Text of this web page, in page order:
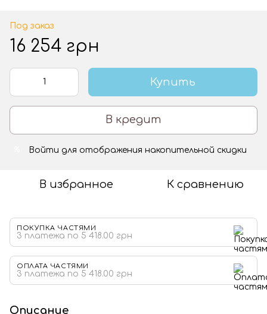
Под заказ
16 254 грн
Купить
В кредит
Войти для отображения накопительной скидки
В избранное К сравнению
ПОКУПКА ЧАСТЯМИ
3 платежа по 5 418.00 грн
ОПЛАТА ЧАСТЯМИ
3 платежа по 5 418.00 грн
Описание